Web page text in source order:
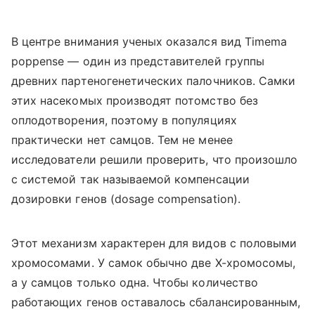
В центре внимания ученых оказался вид Timema
poppense — один из представителей группы
древних партеногенетических палочников. Самки
этих насекомых производят потомство без
оплодотворения, поэтому в популяциях
практически нет самцов. Тем не менее
исследователи решили проверить, что произошло
с системой так называемой компенсации
дозировки генов (dosage compensation).
Этот механизм характерен для видов с половыми
хромосомами. У самок обычно две X-хромосомы,
а у самцов только одна. Чтобы количество
работающих генов оставалось сбалансированным,